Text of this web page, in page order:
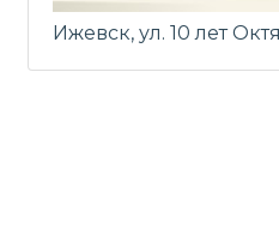
Ижевск, ул. 10 лет